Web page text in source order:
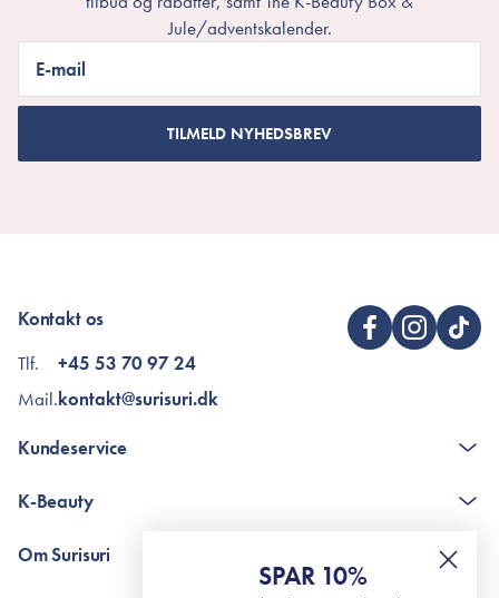
Jule/adventskalender.
E-mail
TILMELD NYHEDSBREV
Kontakt os
Tlf.
Mail.
+45 53 70 97 24
kontakt@surisuri.dk
Kundeservice
The K-Beauty Box - spørgsmål og svar
RE-ZIP
K-Beauty
Retinol for begyndere
surisuri's mini guide til rosacea
Om Surisuri
SPAR 10%